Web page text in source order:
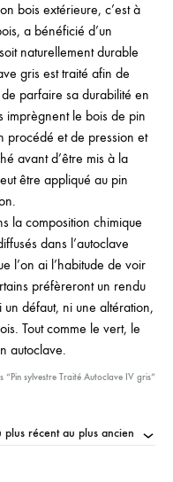
bois extérieure, c’est à
a bénéficié d’un
naturellement durable
gris est traité afin de
parfaire sa durabilité en
imprègnent le bois de pin
procédé et de pression et
avant d’être mis à la
être appliqué au pin
la composition chimique
dans l’autoclave
l’on ai l’habitude de voir
préfèreront un rendu
un défaut, ni une altération,
Tout comme le vert, le
autoclave.
“Pin sylvestre Traité Autoclave IV gris”
plus récent au plus ancien